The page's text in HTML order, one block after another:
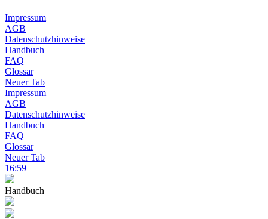
Impressum
AGB
Datenschutzhinweise
Handbuch
FAQ
Glossar
Neuer Tab
Impressum
AGB
Datenschutzhinweise
Handbuch
FAQ
Glossar
Neuer Tab
16:59
Handbuch